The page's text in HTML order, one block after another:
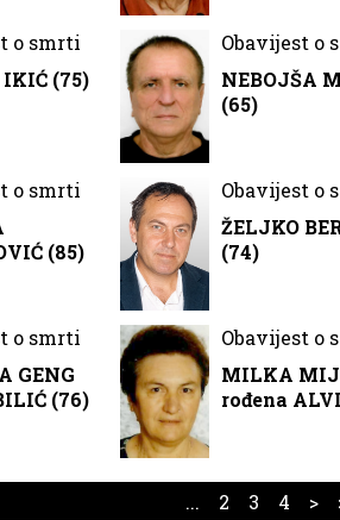
o smrti
(75)
Obavijest o
NEBOJŠA
(65)
o smrti
(85)
Obavijest o
ŽELJKO
(74)
o smrti
GENG
(76)
Obavijest o
MILKA
rođena
... 2 3 4 >